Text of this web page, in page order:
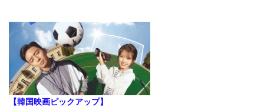
【韓国映画ピックアップ】